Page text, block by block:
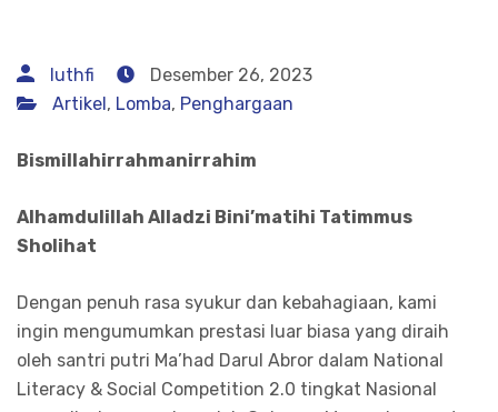
luthfi
Desember 26, 2023
Artikel, Lomba, Penghargaan
Bismillahirrahmanirrahim
Alhamdulillah Alladzi Bini’matihi Tatimmus
Sholihat
Dengan penuh rasa syukur dan kebahagiaan, kami
ingin mengumumkan prestasi luar biasa yang diraih
oleh santri putri Ma’had Darul Abror dalam National
Literacy & Social Competition 2.0 tingkat Nasional